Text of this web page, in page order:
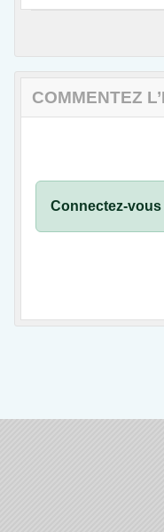
COMMENTEZ
Connectez-vous